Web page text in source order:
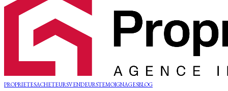
PROPRIETESACHETEURSVENDEURSTEMOIGNAGESBLOG